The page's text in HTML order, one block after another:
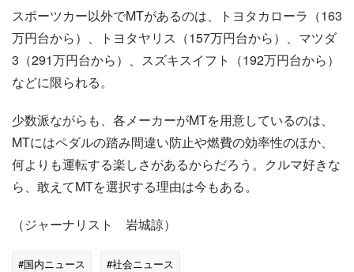
スポーツカー以外でMTがあるのは、トヨタカローラ（163
万円台から）、トヨタヤリス（157万円台から）、マツダ
3（291万円台から）、スズキスイフト（192万円台から）
などに限られる。
少数派ながらも、各メーカーがMTを用意しているのは、
MTにはペダルの踏み間違い防止や燃費の効率性のほか、
何よりも運転する楽しさがあるからだろう。クルマ好きな
ら、敢えてMTを選択する理由は今もある。
（ジャーナリスト 岩城諒）
#国内ニュース #社会ニュース